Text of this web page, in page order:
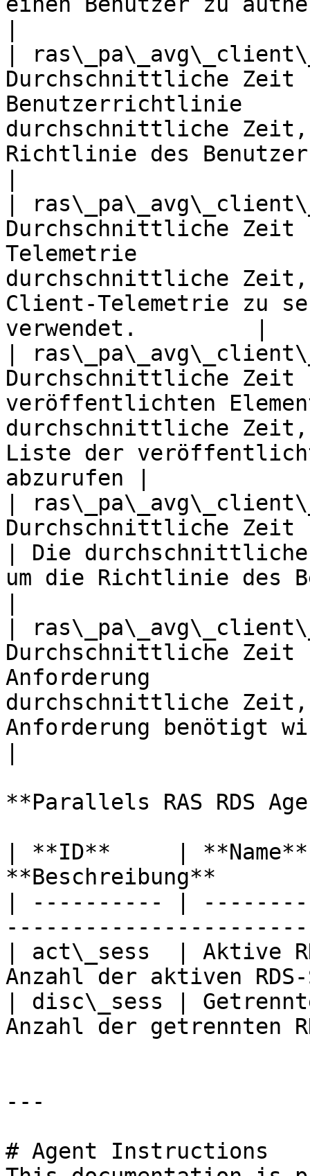
|
Durchschnittliche Zeit
Benutzerrichtlinie
durchschnittliche
Richtlinie des
|
Durchschnittliche Zeit
Telemetrie
durchschnittliche
Client-Telemetrie zu
verwendet.         |
|
Durchschnittliche Zeit
veröffentlichten
durchschnittliche
Liste der
abzurufen |
|
Durchschnittliche Zeit
| Die
um die Richtlinie des
|
Durchschnittliche Zeit
Anforderung
durchschnittliche
Anforderung benötigt
**Parallels RAS RDS
| **ID**     |
**Beschreibung**
| ---------- |
| act\_sess  | Aktive
Anzahl der aktiven
| disc\_sess |
Anzahl der getrennten
---
# Agent Instructions